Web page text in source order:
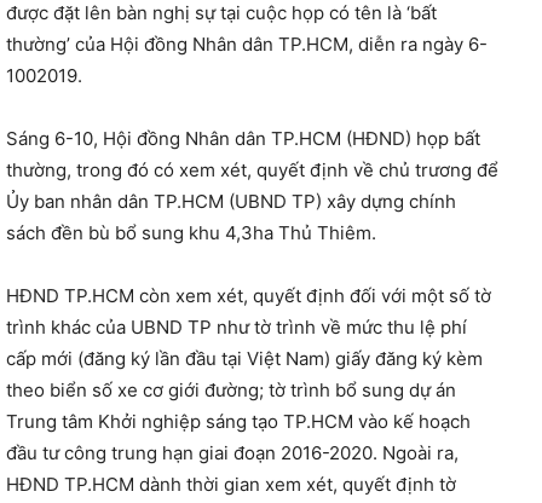
được đặt lên bàn nghị sự tại cuộc họp có tên là ‘bất
thường’ của Hội đồng Nhân dân TP.HCM, diễn ra ngày 6-
1002019.
Sáng 6-10, Hội đồng Nhân dân TP.HCM (HĐND) họp bất
thường, trong đó có xem xét, quyết định về chủ trương để
Ủy ban nhân dân TP.HCM (UBND TP) xây dựng chính
sách đền bù bổ sung khu 4,3ha Thủ Thiêm.
HĐND TP.HCM còn xem xét, quyết định đối với một số tờ
trình khác của UBND TP như tờ trình về mức thu lệ phí
cấp mới (đăng ký lần đầu tại Việt Nam) giấy đăng ký kèm
theo biển số xe cơ giới đường; tờ trình bổ sung dự án
Trung tâm Khởi nghiệp sáng tạo TP.HCM vào kế hoạch
đầu tư công trung hạn giai đoạn 2016-2020. Ngoài ra,
HĐND TP.HCM dành thời gian xem xét, quyết định tờ